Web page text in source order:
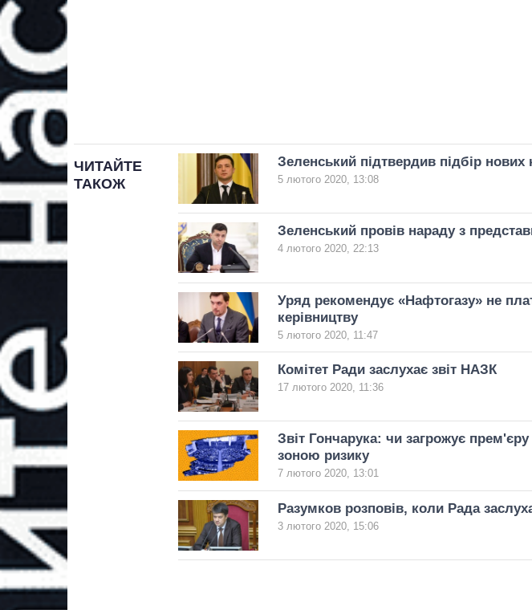
ЧИТАЙТЕ
ТАКОЖ
Зеленський підтвердив підбір нових
5 лютого 2020, 13:08
Зеленський провів нараду з
4 лютого 2020, 22:13
Уряд рекомендує «Нафтогазу» не
керівництву
5 лютого 2020, 11:47
Комітет Ради заслухає звіт НАЗК
17 лютого 2020, 11:36
Звіт Гончарука: чи загрожує прем'єру
зоною ризику
7 лютого 2020, 13:01
Разумков розповів, коли Рада
3 лютого 2020, 15:06